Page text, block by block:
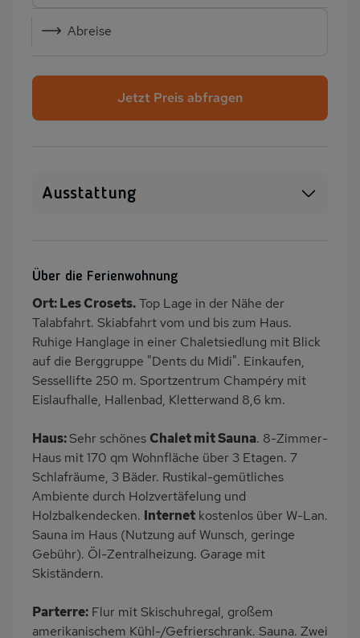
Abreise
Jetzt Preis abfragen
Ausstattung
Terrasse
Dusche
Dusche/WC
Küche
Herd (4 Kochfelder)
Backofen
Geschirrspülmaschine
Kühlschrank
Gefrierschrank
Skiabfahrt zum Haus
Ruhige Lage
Babybett
Nichtraucher
Haustiere/Hund
verboten
freistehend
Internet
Kaffeemaschine
Bergblick
Über die Ferienwohnung
Ort: Les Crosets.Top Lage in der Nähe der
Talabfahrt. Skiabfahrt vom und bis zum Haus.
Ruhige Hanglage in einer Chaletsiedlung mit Blick
auf die Berggruppe "Dents du Midi". Einkaufen,
Sessellifte 250 m. Sportzentrum Champéry mit
Eislaufhalle, Hallenbad, Kletterwand 8,6 km.
Haus:Sehr schönesChalet mit Sauna. 8-Zimmer-
Haus mit 170 qm Wohnfläche über 3 Etagen. 7
Schlafräume, 3 Bäder. Rustikal-gemütliches
Ambiente durch Holzvertäfelung und
Holzbalkendecken. Internet kostenlos über W-Lan.
Sauna im Haus (Nutzung auf Wunsch, geringe
Gebühr). Öl-Zentralheizung. Garage mit
Skiständern.
Parterre: Flur mit Skischuhregal, großem
amerikanischem Kühl-/Gefrierschrank. Sauna. Zwei